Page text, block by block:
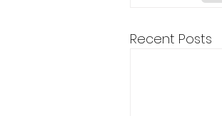
Recent Posts